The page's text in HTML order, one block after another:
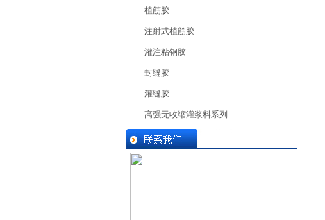
植筋胶
注射式植筋胶
灌注粘钢胶
封缝胶
灌缝胶
高强无收缩灌浆料系列